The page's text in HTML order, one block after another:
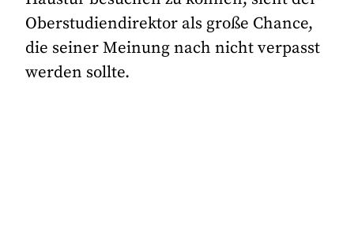
Oberstudiendirektor als große Chance,
die seiner Meinung nach nicht verpasst
werden sollte.